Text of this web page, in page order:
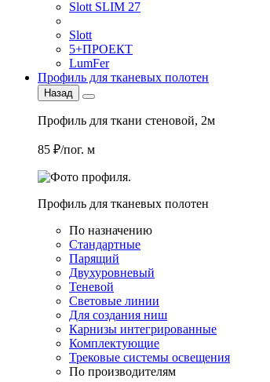
Slott SLIM 27
Slott
5+ПРОЕКТ
LumFer
Профиль для тканевых полотен
Назад
Профиль для ткани стеновой, 2м
85 ₽/пог. м
Профиль для тканевых полотен
По назначению
Стандартные
Парящий
Двухуровневый
Теневой
Световые линии
Для создания ниш
Карнизы интегрированные
Комплектующие
Трековые системы освещения
По производителям